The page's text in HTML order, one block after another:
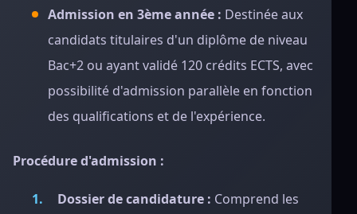
Admission en 3ème année : Destinée aux
candidats titulaires d'un diplôme de niveau
Bac+2 ou ayant validé 120 crédits ECTS, avec
possibilité d'admission parallèle en fonction
des qualifications et de l'expérience.
Procédure d'admission :
Dossier de candidature : Comprend les